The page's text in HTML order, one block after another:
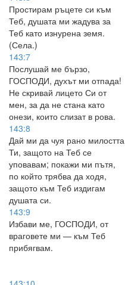
Простирам ръцете си към
Теб, душата ми жадува за
Теб като изнурена земя.
(Села.)
143:7
Послушай ме бързо,
ГОСПОДИ, духът ми отпада!
Не скривай лицето Си от
мен, за да не стана като
онези, които слизат в рова.
143:8
Дай ми да чуя рано милостта
Ти, защото на Теб се
уповавам; покажи ми пътя,
по който трябва да ходя,
защото към Теб издигам
душата си.
143:9
Избави ме, ГОСПОДИ, от
враговете ми — към Теб
прибягвам.